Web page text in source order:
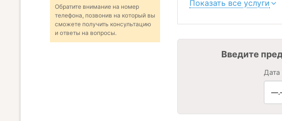
Показать все услуги
Введите
Дата
Обратите внимание на номер
телефона, позвонив на который вы
сможете получить консультацию
и ответы на вопросы.